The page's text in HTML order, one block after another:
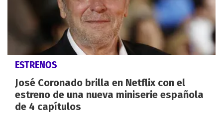
ESTRENOS
José Coronado brilla en Netflix con el
estreno de una nueva miniserie española
de 4 capítulos